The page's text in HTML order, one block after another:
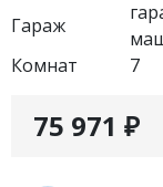
Гараж
Комнат
7
75 971 ₽